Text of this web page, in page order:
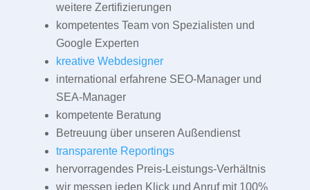
weitere Zertifizierungen
kompetentes Team von Spezialisten und
Google Experten
kreative Webdesigner
international erfahrene SEO-Manager und
SEA-Manager
kompetente Beratung
Betreuung über unseren Außendienst
transparente Reportings
hervorragendes Preis-Leistungs-Verhältnis
wir messen jeden Klick und Anruf mit 100%